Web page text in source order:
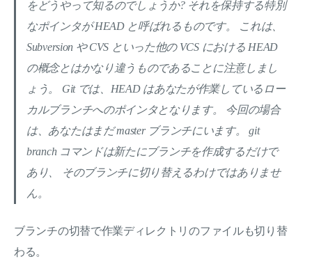
をどうやって知るのでしょうか? それを保持する特別
なポインタが HEAD と呼ばれるものです。 これは、
Subversion や CVS といった他の VCS における HEAD
の概念とはかなり違うものであることに注意しまし
ょう。 Git では、HEAD はあなたが作業しているロー
カルブランチへのポインタとなります。 今回の場合
は、あなたはまだ master ブランチにいます。 git
branch コマンドは新たにブランチを作成するだけで
あり、 そのブランチに切り替えるわけではありませ
ん。
ブランチの切替で作業ディレクトリのファイルも切り替
わる。